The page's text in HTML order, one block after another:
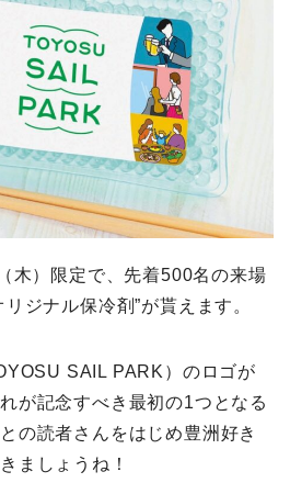
木）限定で、先着500名の来場
ジナル保冷剤”が貰えます。
SAIL PARK）のロゴが
が記念すべき最初の1つとなる
の読者さんをはじめ豊洲好き
ましょうね！